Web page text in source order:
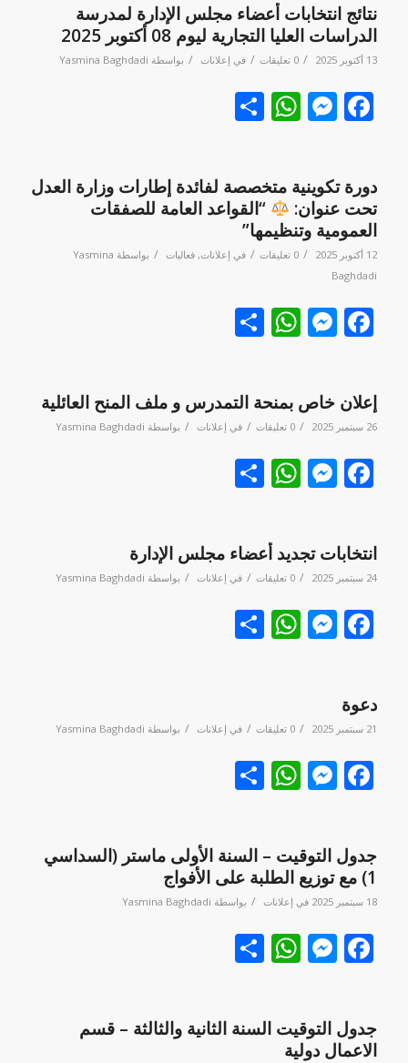
نتائج انتخابات أعضاء مجلس الإدارة لمدرسة
الدراسات العليا التجارية ليوم 08 أكتوبر 2025
13 أكتوبر 2025 / 0 تعليقات / في إعلانات / بواسطة Yasmina Baghdadi
Facebook
Messenger
WhatsApp
نشر
دورة تكوينية متخصصة لفائدة إطارات وزارة العدل
تحت عنوان:
“القواعد العامة للصفقات
العمومية وتنظيمها”
12 أكتوبر 2025 / 0 تعليقات / في إعلانات, فعاليات / بواسطة Yasmina
Baghdadi
Facebook
Messenger
WhatsApp
نشر
إعلان خاص بمنحة التمدرس و ملف المنح العائلية
26 سبتمبر 2025 / 0 تعليقات / في إعلانات / بواسطة Yasmina Baghdadi
Facebook
Messenger
WhatsApp
نشر
انتخابات تجديد أعضاء مجلس الإدارة
24 سبتمبر 2025 / 0 تعليقات / في إعلانات / بواسطة Yasmina Baghdadi
Facebook
Messenger
WhatsApp
نشر
دعوة
21 سبتمبر 2025 / 0 تعليقات / في إعلانات / بواسطة Yasmina Baghdadi
Facebook
Messenger
WhatsApp
نشر
جدول التوقيت – السنة الأولى ماستر (السداسي
1) مع توزيع الطلبة على الأفواج
18 سبتمبر 2025 في إعلانات / بواسطة Yasmina Baghdadi
Facebook
Messenger
WhatsApp
نشر
جدول التوقيت السنة الثانية والثالثة – قسم
الاعمال دولية